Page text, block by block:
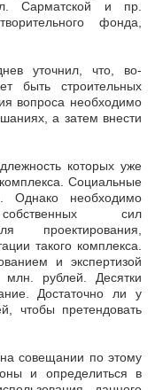
Сарматской и пр.
фонда,
уточнил, что, во-
быть строительных
вопроса необходимо
а затем внести
которых уже
комплекса. Социальные
Однако необходимо
сил
проектирования,
такого комплекса.
и экспертизой
рублей. Десятки
Достаточно ли у
чтобы претендовать
совещании по этому
и определиться в